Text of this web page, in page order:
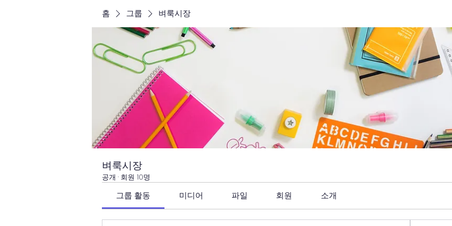
홈 그룹 벼룩시장
벼룩시장
공개 · 회원 10명
그룹 활동 미디어 파일 회원 소개